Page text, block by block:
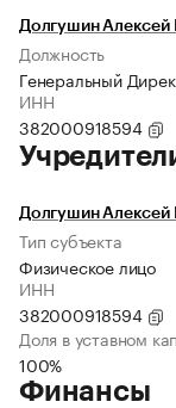
Долгушин Алексей
Должность
Генеральный
ИНН
382000918594
Долгушин Алексей
Тип субъекта
Физическое лицо
ИНН
382000918594
Доля в уставном
100%
Финансы